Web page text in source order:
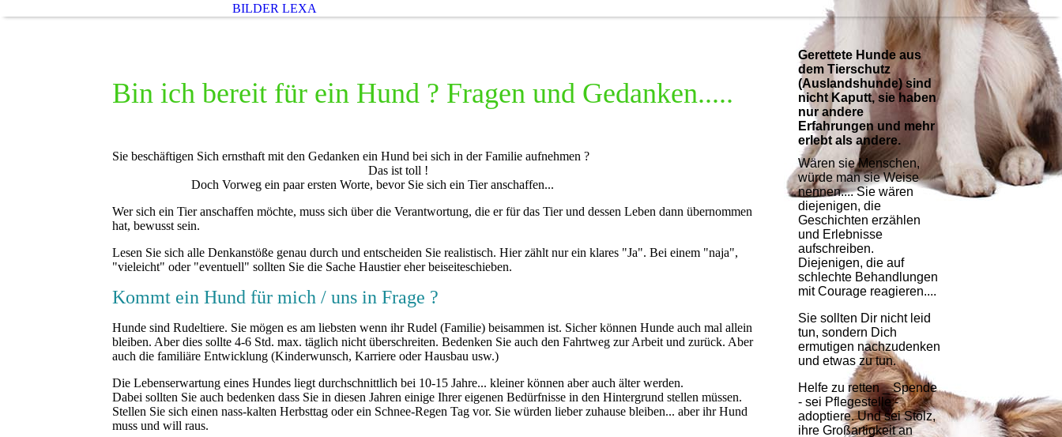
BILDER LEXA
Bin ich bereit für ein Hund ? Fragen und Gedanken.....
Sie beschäftigen Sich ernsthaft mit den Gedanken ein Hund bei sich in der Familie aufnehmen ?
Das ist toll !
Doch Vorweg ein paar ersten Worte, bevor Sie sich ein Tier anschaffen...
Wer sich ein Tier anschaffen möchte, muss sich über die Verantwortung, die er für das Tier und dessen Leben dann übernommen
hat, bewusst sein.
Lesen Sie sich alle Denkanstöße genau durch und entscheiden Sie realistisch. Hier zählt nur ein klares "Ja". Bei einem "naja",
"vieleicht" oder "eventuell" sollten Sie die Sache Haustier eher beiseiteschieben.
Kommt ein Hund für mich / uns in Frage ?
Hunde sind Rudeltiere. Sie mögen es am liebsten wenn ihr Rudel (Familie) beisammen ist. Sicher können Hunde auch mal allein
bleiben. Aber dies sollte 4-6 Std. max. täglich nicht überschreiten. Bedenken Sie auch den Fahrtweg zur Arbeit und zurück. Aber
auch die familiäre Entwicklung (Kinderwunsch, Karriere oder Hausbau usw.)
Die Lebenserwartung eines Hundes liegt durchschnittlich bei 10-15 Jahre... kleiner können aber auch älter werden.
Dabei sollten Sie auch bedenken dass Sie in diesen Jahren einige Ihrer eigenen Bedürfnisse in den Hintergrund stellen müssen.
Stellen Sie sich einen nass-kalten Herbsttag oder ein Schnee-Regen Tag vor. Sie würden lieber zuhause bleiben... aber ihr Hund
muss und will raus.
Gerettete Hunde aus
dem Tierschutz
(Auslandshunde) sind
nicht Kaputt, sie haben
nur andere
Erfahrungen und mehr
erlebt als andere.
Wären sie Menschen,
würde man sie Weise
nennen.... Sie wären
diejenigen, die
Geschichten erzählen
und Erlebnisse
aufschreiben.
Diejenigen, die auf
schlechte Behandlungen
mit Courage reagieren....
Sie sollten Dir nicht leid
tun, sondern Dich
ermutigen nachzudenken
und etwas zu tun.
Helfe zu retten _ Spende
- sei Pflegestelle -
adoptiere. Und sei Stolz,
ihre Großartigkeit an